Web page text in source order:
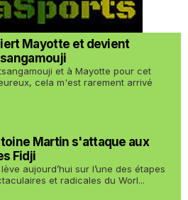
Mayotte et devient
et à Mayotte pour cet
cela m'est rarement arrivé
Martin s'attaque aux
Fidji
aujourd’hui sur l’une des étapes
et radicales du Worl...